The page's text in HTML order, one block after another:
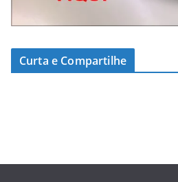
Curta e Compartilhe